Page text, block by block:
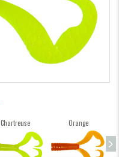
Chartreuse Orange